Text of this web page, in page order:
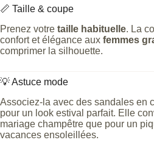
📏 Taille & coupe
Prenez votre taille habituelle. La
confort et élégance aux femmes
comprimer la silhouette.
💡 Astuce mode
Associez-la avec des sandales en
pour un look estival parfait. Elle
mariage champêtre que pour un
vacances ensoleillées.